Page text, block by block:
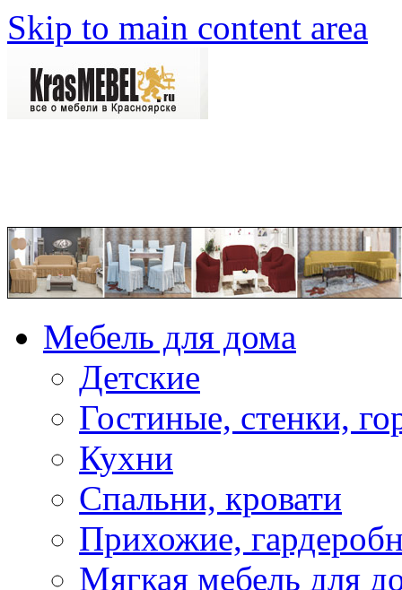
Skip to main content area
Мебель для дома
Детские
Гостиные, стенки,
Кухни
Спальни, кровати
Прихожие,
Мягкая мебель для